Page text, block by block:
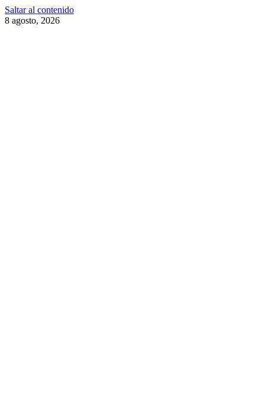
Saltar al contenido
8 agosto, 2026